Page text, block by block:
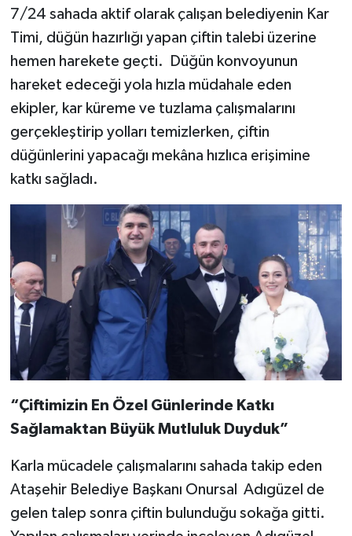
7/24 sahada aktif olarak çalışan belediyenin Kar
Timi, düğün hazırlığı yapan çiftin talebi üzerine
hemen harekete geçti. Düğün konvoyunun
hareket edeceği yola hızla müdahale eden
ekipler, kar küreme ve tuzlama çalışmalarını
gerçekleştirip yolları temizlerken, çiftin
düğünlerini yapacağı mekâna hızlıca erişimine
katkı sağladı.
“Çiftimizin En Özel Günlerinde Katkı
Sağlamaktan Büyük Mutluluk Duyduk”
Karla mücadele çalışmalarını sahada takip eden
Ataşehir Belediye Başkanı Onursal Adıgüzel de
gelen talep sonra çiftin bulunduğu sokağa gitti.